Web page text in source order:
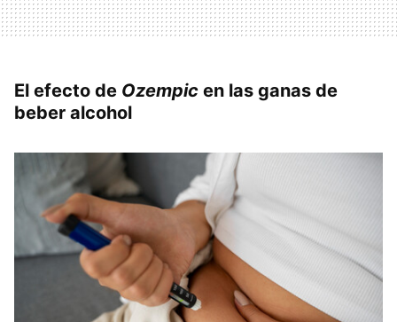
El efecto de Ozempic en las ganas de
beber alcohol